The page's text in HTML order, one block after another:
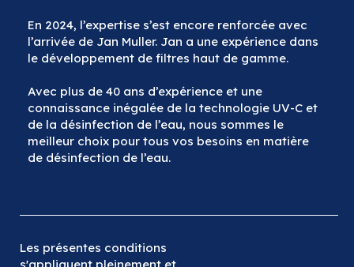
En 2024, l’expertise s’est encore renforcée avec
l’arrivée de Jan Muller. Jan a une expérience dans
le développement de filtres haut de gamme.
Avec plus de 40 ans d’expérience et une
connaissance inégalée de la technologie UV-C et
de la désinfection de l’eau, nous sommes le
meilleur choix pour tous vos besoins en matière
de désinfection de l’eau.
Les présentes conditions